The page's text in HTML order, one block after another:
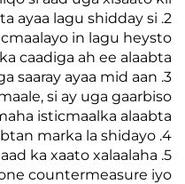
ayaa lagu shidday si
in lagu heysto
caadiga ah ee alaabta.
saaray ayaa mid aan
si ay uga gaarbiso
isticmaalka alaabta.
4. Fadlan jooji isticmaalka alaabtan marka la shidayo.
aad ka xaato xalaalaha
countermeasure iyo